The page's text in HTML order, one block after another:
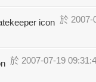
於 2007-
於 2007-07-19